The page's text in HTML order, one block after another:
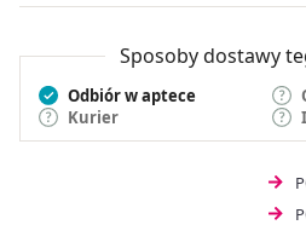
Sposoby dostawy
Odbiór w aptece
Kurier